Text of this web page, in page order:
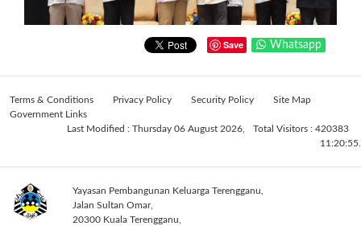
Save Whatsapp
Terms & Conditions Privacy Policy Security Policy
Site Map
Government Links
Total Visitors : 420383
Last Modified : Thursday 06 August 2026,
11:20:55.
Yayasan Pembangunan Keluarga Terengganu,
Jalan Sultan Omar,
20300 Kuala Terengganu,